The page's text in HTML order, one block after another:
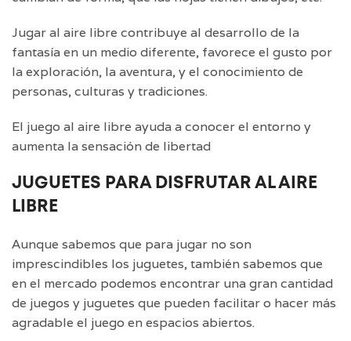
Jugar al aire libre contribuye al desarrollo de la
fantasía en un medio diferente, favorece el gusto por
la exploración, la aventura, y el conocimiento de
personas, culturas y tradiciones.
El juego al aire libre ayuda a conocer el entorno y
aumenta la sensación de libertad
JUGUETES PARA DISFRUTAR AL AIRE
LIBRE
Aunque sabemos que para jugar no son
imprescindibles los juguetes, también sabemos que
en el mercado podemos encontrar una gran cantidad
de juegos y juguetes que pueden facilitar o hacer más
agradable el juego en espacios abiertos.